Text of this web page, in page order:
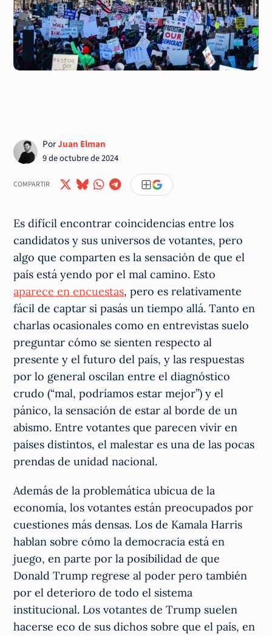
PorJuan Elman
9 de octubre de 2024
COMPARTIR
Es difícil encontrar coincidencias entre los
candidatos y sus universos de votantes, pero
algo que comparten es la sensación de que el
país está yendo por el mal camino. Esto
aparece en encuestas, pero es relativamente
fácil de captar si pasás un tiempo allá. Tanto en
charlas ocasionales como en entrevistas suelo
preguntar cómo se sienten respecto al
presente y el futuro del país, y las respuestas
por lo general oscilan entre el diagnóstico
crudo (“mal, podríamos estar mejor”) y el
pánico, la sensación de estar al borde de un
abismo. Entre votantes que parecen vivir en
países distintos, el malestar es una de las pocas
prendas de unidad nacional.
Además de la problemática ubicua de la
economía, los votantes están preocupados por
cuestiones más densas. Los de Kamala Harris
hablan sobre cómo la democracia está en
juego, en parte por la posibilidad de que
Donald Trump regrese al poder pero también
por el deterioro de todo el sistema
institucional. Los votantes de Trump suelen
hacerse eco de sus dichos sobre que el país, en